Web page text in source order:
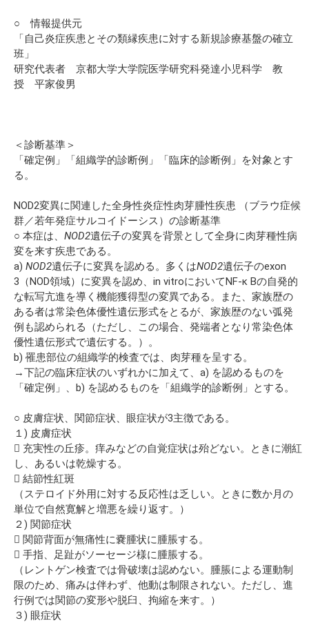
○ 情報提供元
「自己炎症疾患とその類縁疾患に対する新規診療基盤の確立
班」
研究代表者 京都大学大学院医学研究科発達小児科学 教
授 平家俊男
＜診断基準＞
「確定例」「組織学的診断例」「臨床的診断例」を対象とす
る。
NOD2変異に関連した全身性炎症性肉芽腫性疾患 （ブラウ症候
群／若年発症サルコイドーシス）の診断基準
○ 本症は、 NOD2遺伝子の変異を背景として全身に肉芽種性病
変を来す疾患である。
a) NOD2遺伝子に変異を認める。多くはNOD2遺伝子のexon
3（NOD領域）に変異を認め、in vitroにおいてNF-κ Bの自発的
な転写亢進を導く機能獲得型の変異である。また、家族歴の
ある者は常染色体優性遺伝形式をとるが、家族歴のない弧発
例も認められる（ただし、この場合、発端者となり常染色体
優性遺伝形式で遺伝する。）。
b) 罹患部位の組織学的検査では、肉芽種を呈する。
→下記の臨床症状のいずれかに加えて、a) を認めるものを
「確定例」、b) を認めるものを「組織学的診断例」とする。
○ 皮膚症状、関節症状、眼症状が3主徴である。
１) 皮膚症状
 充実性の丘疹。痒みなどの自覚症状は殆どない。ときに潮紅
し、あるいは乾燥する。
 結節性紅斑
（ステロイド外用に対する反応性は乏しい。ときに数か月の
単位で自然寛解と増悪を繰り返す。）
２) 関節症状
 関節背面が無痛性に嚢腫状に腫脹する。
 手指、足趾がソーセージ様に腫脹する。
（レントゲン検査では骨破壊は認めない。腫脹による運動制
限のため、痛みは伴わず、他動は制限されない。ただし、進
行例では関節の変形や脱臼、拘縮を来す。）
３) 眼症状